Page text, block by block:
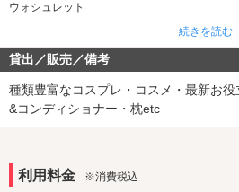
ウォシュレット
カラオケ ※一部
TVゲーム ※一部
Wi-Fi
有線LAN
アメニティ
+ 続きを読む
貸出／販売／備考
種類豊富なコスプレ・コスメ・最新お
&コンディショナー・枕etc
利用料金 ※消費税込